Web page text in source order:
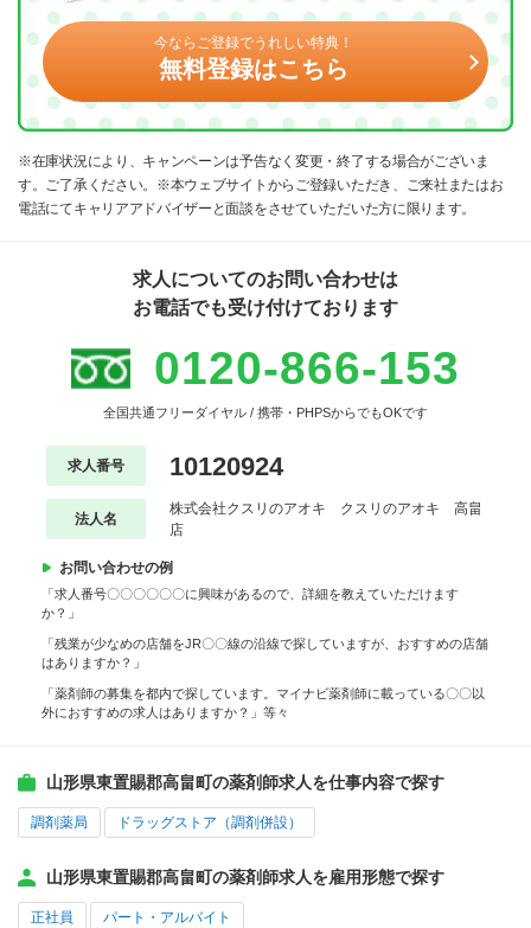
今ならご登録でうれしい特典！
無料登録はこちら
※在庫状況により、キャンペーンは予告なく変更・終了する場合がございま
す。ご了承ください。※本ウェブサイトからご登録いただき、ご来社またはお
電話にてキャリアアドバイザーと面談をさせていただいた方に限ります。
求人についてのお問い合わせは
お電話でも受け付けております
0120-866-153
全国共通フリーダイヤル / 携帯・PHPSからでもOKです
求人番号 10120924
法人名
株式会社クスリのアオキ クスリのアオキ 高畠
店
お問い合わせの例
「求人番号〇〇〇〇〇〇に興味があるので、詳細を教えていただけます
か？」
「残業が少なめの店舗をJR〇〇線の沿線で探していますが、おすすめの店舗
はありますか？」
「薬剤師の募集を都内で探しています。マイナビ薬剤師に載っている〇〇以
外におすすめの求人はありますか？」等々
山形県東置賜郡高畠町の薬剤師求人を仕事内容で探す
調剤薬局 ドラッグストア（調剤併設）
山形県東置賜郡高畠町の薬剤師求人を雇用形態で探す
正社員 パート・アルバイト